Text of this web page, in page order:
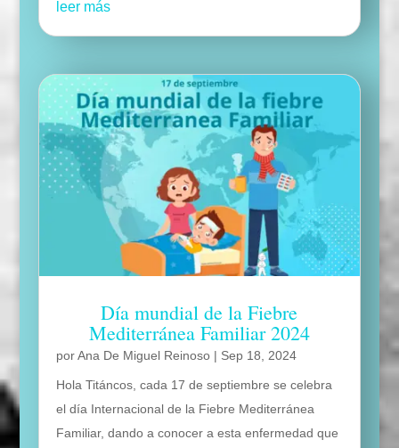
leer más
Día mundial de la Fiebre
Mediterránea Familiar 2024
porAna De Miguel Reinoso| Sep 18, 2024
Hola Titáncos, cada 17 de septiembre se celebra
el día Internacional de la Fiebre Mediterránea
Familiar, dando a conocer a esta enfermedad que